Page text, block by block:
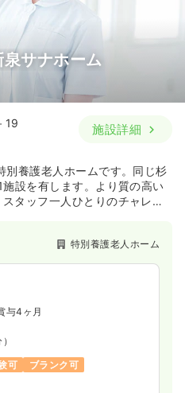
サナホーム
19
施設詳細
別養護老人ホームです。同じ杉
設を有します。より質の高い
タッフ一人ひとりのチャレン
特別養護老人ホーム
与4ヶ月
可
ブランク可